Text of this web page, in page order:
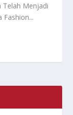
Telah Menjadi
Fashion...